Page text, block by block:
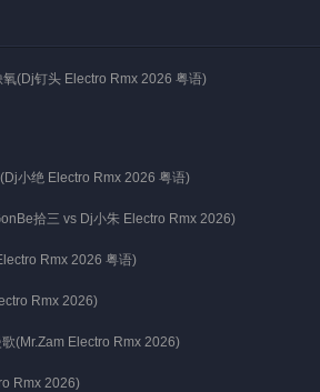
氧(Dj钉头 Electro Rmx 2026 粤语)
小绝 Electro Rmx 2026 粤语)
拾三 vs Dj小朱 Electro Rmx 2026)
Rmx 2026 粤语)
Rmx 2026)
(Mr.Zam Electro Rmx 2026)
Rmx 2026)